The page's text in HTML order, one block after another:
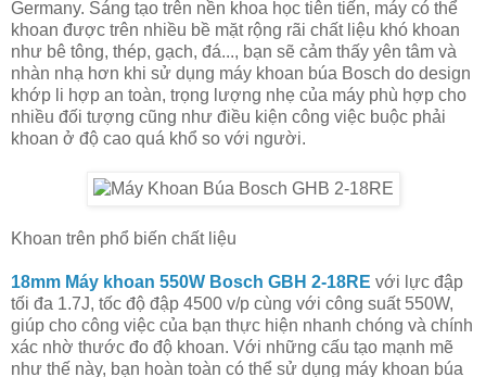
Germany. Sáng tạo trên nền khoa học tiên tiến, máy có thể
khoan được trên nhiều bề mặt rộng rãi chất liệu khó khoan
như bê tông, thép, gạch, đá..., bạn sẽ cảm thấy yên tâm và
nhàn nhạ hơn khi sử dụng máy khoan búa Bosch do design
khớp li hợp an toàn, trọng lượng nhẹ của máy phù hợp cho
nhiều đối tượng cũng như điều kiện công việc buộc phải
khoan ở độ cao quá khổ so với người.
Khoan trên phổ biến chất liệu
18mm Máy khoan 550W Bosch GBH 2-18RE với lực đập
tối đa 1.7J, tốc độ đập 4500 v/p cùng với công suất 550W,
giúp cho công việc của bạn thực hiện nhanh chóng và chính
xác nhờ thước đo độ khoan. Với những cấu tạo mạnh mẽ
như thế này, bạn hoàn toàn có thể sử dụng máy khoan búa